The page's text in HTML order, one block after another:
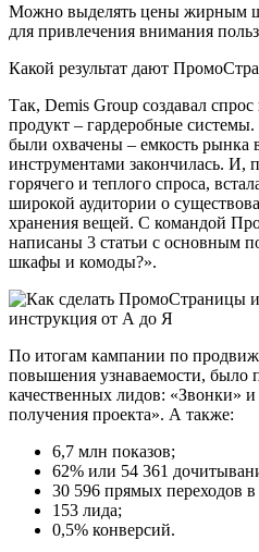
Можно выделять цены жирным
для привлечения внимания
Какой результат дают
Так, Demis Group создавал
продукт – гардеробные
были охвачены – емкость рынка
инструментами закончилась. И,
горячего и теплого спроса,
широкой аудитории о
хранения вещей. С командой
написаны 3 статьи с основным
шкафы и комоды?».
По итогам кампании по
повышения узнаваемости, было
качественных лидов: «Звонки»
получения проекта». А также:
6,7 млн показов;
62% или 54 361
30 596 прямых переходов в
153 лида;
0,5% конверсий.